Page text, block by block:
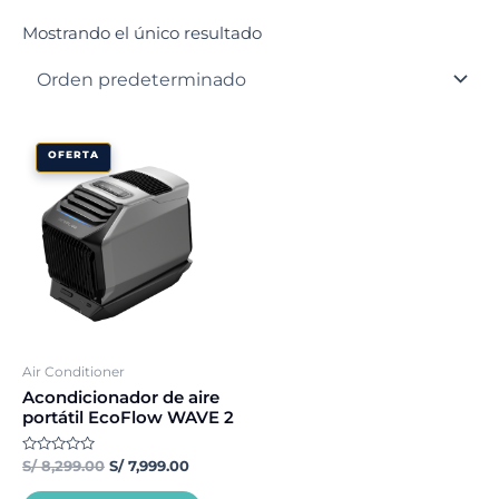
Mostrando el único resultado
OFERTA
Air Conditioner
Acondicionador de aire
portátil EcoFlow WAVE 2
Valorado
con
S/8,299.00
El
original
era:
S/ 8,299.00.
S/7,999.00
actual
es:
S/ 7,999.00.